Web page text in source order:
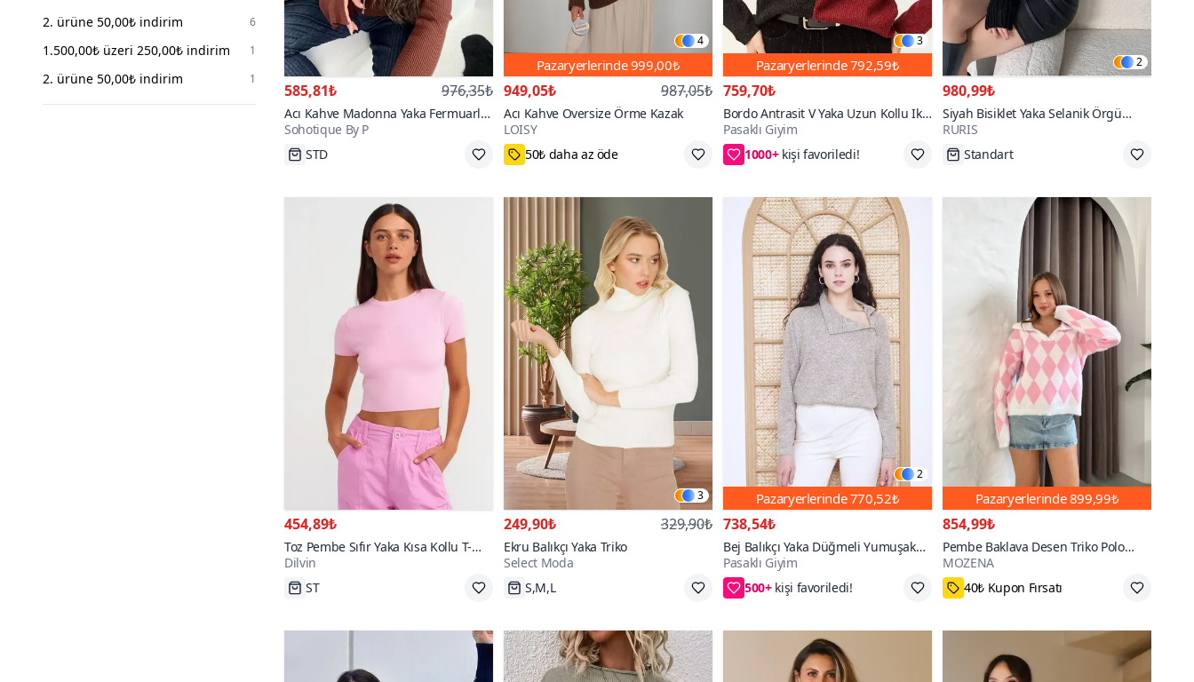
2. ürüne 50,00₺ indirim 6
1.500,00₺ üzeri 250,00₺ indirim 1
2. ürüne 50,00₺ indirim 1
585,81₺ 976,35₺
Acı Kahve Madonna Yaka Fermuarlı
Fitilli Kazak
Sohotique By P
STD
4
Pazaryerlerinde999,00₺
949,05₺ 987,05₺
Acı Kahve Oversize Örme Kazak
LOISY
Standart
3
Pazaryerlerinde792,59₺
759,70₺
Bordo Antrasit V Yaka Uzun Kollu Iki
Renkli Kışlık Kazak
Pasaklı Giyim
1000+
2. ürüne 50₺ indirim
2
980,99₺
Siyah Bisiklet Yaka Selanik Örgü
Comfort Triko Kazak
RURIS
Tükenmek Üzere
454,89₺
Toz Pembe Sıfır Yaka Kısa Kollu T-
shirt
Dilvin
Tükenmek Üzere
3
249,90₺ 329,90₺
Ekru Balıkçı Yaka Triko
Select Moda
S,M,L
2
Pazaryerlerinde770,52₺
738,54₺
Bej Balıkçı Yaka Düğmeli Yumuşak
Kışlık Kazak
Pasaklı Giyim
500+
2. ürüne 50₺ indirim
Pazaryerlerinde899,99₺
854,99₺
Pembe Baklava Desen Triko Polo
Yaka Kazak
MOZENA
45₺ daha az öde